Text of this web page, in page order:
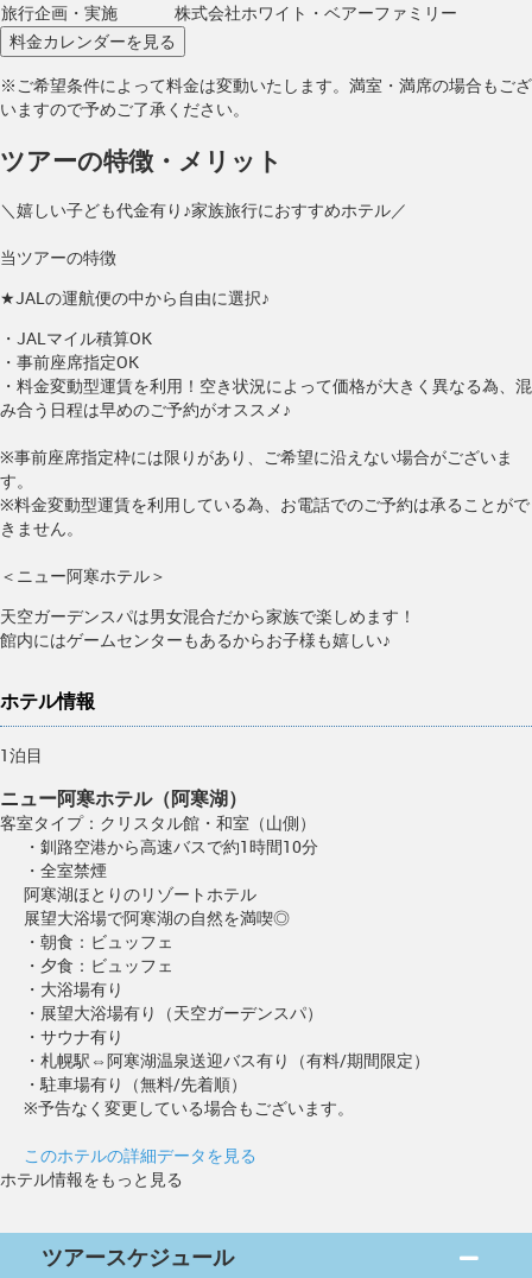
旅行企画・実施
株式会社ホワイト・ベアーファミリー
※ご希望条件によって料金は変動いたします。満室・満席の場合もござ
いますので予めご了承ください。
ツアーの特徴・メリット
＼嬉しい子ども代金有り♪家族旅行におすすめホテル／
当ツアーの特徴
★JALの運航便の中から自由に選択♪
・JALマイル積算OK
・事前座席指定OK
・料金変動型運賃を利用！空き状況によって価格が大きく異なる為、混
み合う日程は早めのご予約がオススメ♪
※事前座席指定枠には限りがあり、ご希望に沿えない場合がございま
す。
※料金変動型運賃を利用している為、お電話でのご予約は承ることがで
きません。
＜ニュー阿寒ホテル＞
天空ガーデンスパは男女混合だから家族で楽しめます！
館内にはゲームセンターもあるからお子様も嬉しい♪
ホテル情報
1泊目
ニュー阿寒ホテル（阿寒湖）
客室タイプ：クリスタル館・和室（山側）
・釧路空港から高速バスで約1時間10分
・全室禁煙
阿寒湖ほとりのリゾートホテル
展望大浴場で阿寒湖の自然を満喫◎
・朝食：ビュッフェ
・夕食：ビュッフェ
・大浴場有り
・展望大浴場有り（天空ガーデンスパ）
・サウナ有り
・札幌駅⇔阿寒湖温泉送迎バス有り（有料/期間限定）
・駐車場有り（無料/先着順）
※予告なく変更している場合もございます。
このホテルの詳細データを見る
ホテル情報をもっと見る
ツアースケジュール